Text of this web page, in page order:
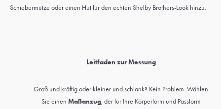
Schiebermütze oder einen Hut für den echten Shelby Brothers-Look hinzu.
Leitfaden zur Messung
Groß und kräftig oder kleiner und schlank? Kein Problem. Wählen
Sie einen Maßanzug, der für Ihre Körperform und Passform